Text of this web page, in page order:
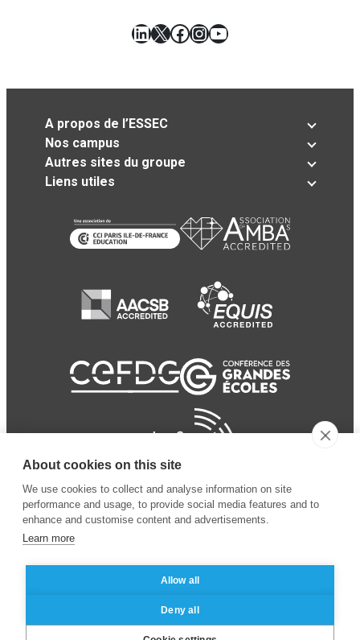
LinkedIn
X Facebook
Instagram
YouTube
A propos de l’ESSEC
Nos campus
Autres sites du groupe
Liens utiles
Business School
Mentions légales
des données personnelles
About cookies on this site
We use cookies to collect and analyse information on site
performance and usage, to provide social media features and to
enhance and customise content and advertisements.
Learn more
Allow all
Deny all